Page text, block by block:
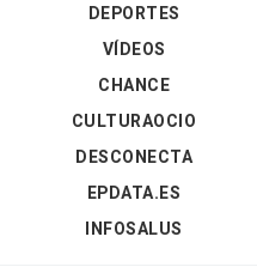
DEPORTES
VÍDEOS
CHANCE
CULTURAOCIO
DESCONECTA
EPDATA.ES
INFOSALUS